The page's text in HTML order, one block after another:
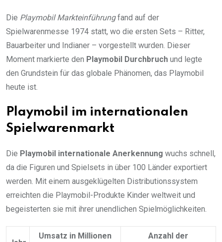
Die Playmobil Markteinführungfand auf der
Spielwarenmesse 1974 statt, wo die ersten Sets – Ritter,
Bauarbeiter und Indianer – vorgestellt wurden. Dieser
Moment markierte den Playmobil Durchbruch und legte
den Grundstein für das globale Phänomen, das Playmobil
heute ist.
Playmobil im internationalen
Spielwarenmarkt
Die Playmobil internationale Anerkennung wuchs schnell,
da die Figuren und Spielsets in über 100 Länder exportiert
werden. Mit einem ausgeklügelten Distributionssystem
erreichten die Playmobil-Produkte Kinder weltweit und
begeisterten sie mit ihrer unendlichen Spielmöglichkeiten.
Umsatz in Millionen Anzahl der